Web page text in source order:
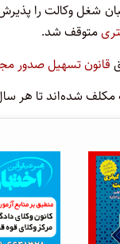
شغل وکالت را
متوقف شد.
قانون تسهیل صدور
شده‌اند تا هر